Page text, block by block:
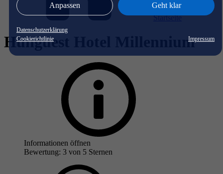
Anpassen Geht klar
Datenschutzerklärung
Cookierichtlinie
Impressum
Startseite
Hunguest Hotel Millennium
Informationen öffnen
Bewertung: 3 von 5 Sternen